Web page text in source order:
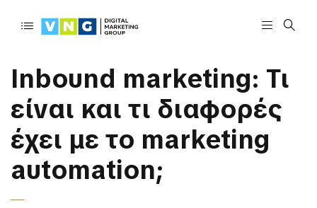
Inbound marketing: Τι
είναι και τι διαφορές
έχει με το marketing
automation;